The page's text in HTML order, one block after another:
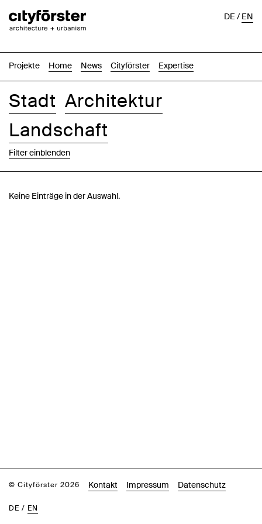
Projekte Home News Cityförster Expertise
DE/EN
Stadt Architektur
Landschaft
Filter einblenden
Keine Einträge in der Auswahl.
© Cityförster 2026 Kontakt Impressum Datenschutz
DE / EN